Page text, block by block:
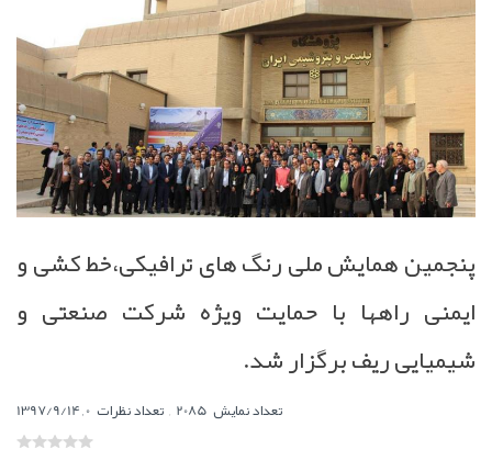
پنجمین همایش ملی رنگ های ترافیکی،خط کشی و
ایمنی راهها با حمایت ویژه شرکت صنعتی و
شیمیایی ریف برگزار شد.
1397/9/14, تعداد نمایش ,تعداد نظرات